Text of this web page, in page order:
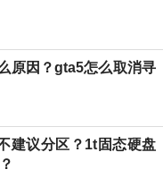
原因？gta5怎么取消寻
建议分区？1t固态硬盘